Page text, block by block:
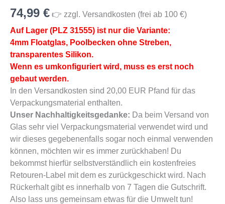
74,99 € 👉 zzgl. Versandkosten (frei ab 100 €)
Auf Lager (PLZ 31555) ist nur die Variante:
4mm Floatglas, Poolbecken ohne Streben,
transparentes Silikon.
Wenn es umkonfiguriert wird, muss es erst noch
gebaut werden.
In den Versandkosten sind 20,00 EUR Pfand für das
Verpackungsmaterial enthalten.
Unser Nachhaltigkeitsgedanke: Da beim Versand von
Glas sehr viel Verpackungsmaterial verwendet wird und
wir dieses gegebenenfalls sogar noch einmal verwenden
können, möchten wir es immer zurückhaben! Du
bekommst hierfür selbstverständlich ein kostenfreies
Retouren-Label mit dem es zurückgeschickt wird. Nach
Rückerhalt gibt es innerhalb von 7 Tagen die Gutschrift.
Also lass uns gemeinsam etwas für die Umwelt tun!
Menge